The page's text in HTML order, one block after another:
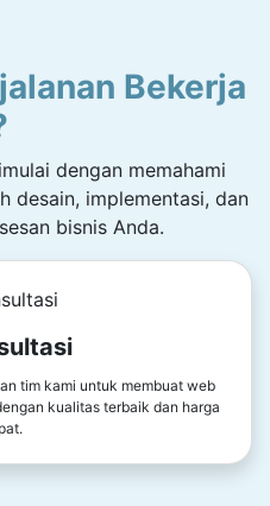
Bekerja
dengan memahami
desain, implementasi, dan
bisnis Anda.
tim kami untuk membuat web
kualitas terbaik dan harga